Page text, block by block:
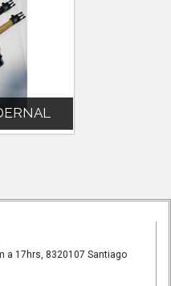
a 17hrs, 8320107 Santiago